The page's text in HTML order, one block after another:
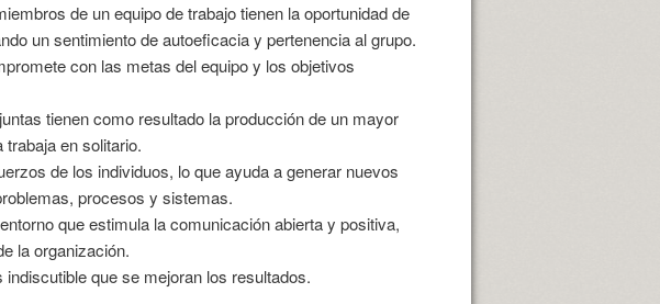
de un equipo de trabajo tienen la oportunidad de
un sentimiento de autoeficacia y pertenencia al grupo.
con las metas del equipo y los objetivos
tienen como resultado la producción de un mayor
en solitario.
de los individuos, lo que ayuda a generar nuevos
procesos y sistemas.
que estimula la comunicación abierta y positiva,
la organización.
que se mejoran los resultados.